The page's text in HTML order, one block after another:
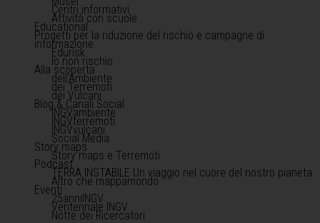
Centri informativi
Attività con scuole
Educational
Progetti per la riduzione del rischio e campagne di
informazione
Edurisk
Io non rischio
Alla scoperta
dell'Ambiente
dei Terremoti
dei Vulcani
Blog & Canali Social
INGVambiente
INGVterremoti
INGVvulcani
Social Media
Story maps
Story maps e Terremoti
Podcast
TERRA INSTABILE Un viaggio nel cuore del nostro pianeta
Altro che mappamondo
Eventi
25anniINGV
Ventennale INGV
Notte dei Ricercatori